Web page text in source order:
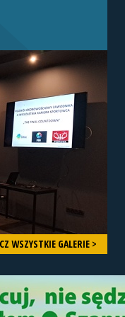
WSZYSTKIE GALERIE >